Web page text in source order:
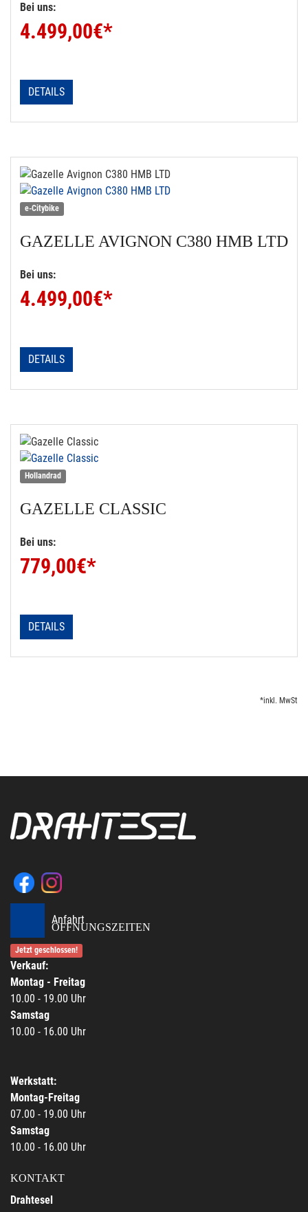
Bei uns:
4.499,00€*
DETAILS
e-Citybike
GAZELLE AVIGNON C380 HMB LTD
Bei uns:
4.499,00€*
DETAILS
Hollandrad
GAZELLE CLASSIC
Bei uns:
779,00€*
DETAILS
*inkl. MwSt
Anfahrt
ÖFFNUNGSZEITEN
Jetzt geschlossen!
Verkauf:
Montag - Freitag
10.00 - 19.00 Uhr
Samstag
10.00 - 16.00 Uhr
Werkstatt:
Montag-Freitag
07.00 - 19.00 Uhr
Samstag
10.00 - 16.00 Uhr
KONTAKT
Drahtesel